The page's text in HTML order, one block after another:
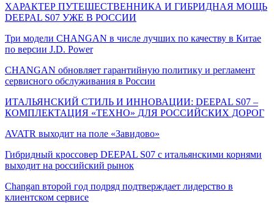
ХАРАКТЕР ПУТЕШЕСТВЕННИКА И ГИБРИДНАЯ МОЩЬ
DEEPAL S07 УЖЕ В РОССИИ
Три модели CHANGAN в числе лучших по качеству в Китае
по версии J.D. Power
CHANGAN обновляет гарантийную политику и регламент
сервисного обслуживания в России
ИТАЛЬЯНСКИЙ СТИЛЬ И ИННОВАЦИИ: DEEPAL S07 –
КОМПЛЕКТАЦИЯ «ТЕХНО» ДЛЯ РОССИЙСКИХ ДОРОГ
AVATR выходит на поле «Завидово»
Гибридный кроссовер DEEPAL S07 с итальянскими корнями
выходит на российский рынок
Changan второй год подряд подтверждает лидерство в
клиентском сервисе